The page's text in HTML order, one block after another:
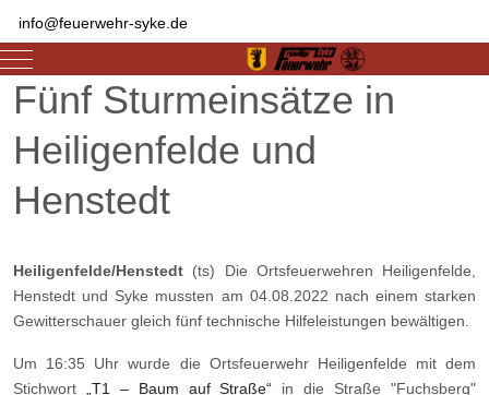
info@feuerwehr-syke.de
Mobile Menu Toggle
Fünf Sturmeinsätze in
Heiligenfelde und
Henstedt
Heiligenfelde/Henstedt (ts) Die Ortsfeuerwehren Heiligenfelde,
Henstedt und Syke mussten am 04.08.2022 nach einem starken
Gewitterschauer gleich fünf technische Hilfeleistungen bewältigen.
Um 16:35 Uhr wurde die Ortsfeuerwehr Heiligenfelde
mit dem
Stichwort
„T1 – Baum auf Straße“
in die Straße "Fuchsberg"